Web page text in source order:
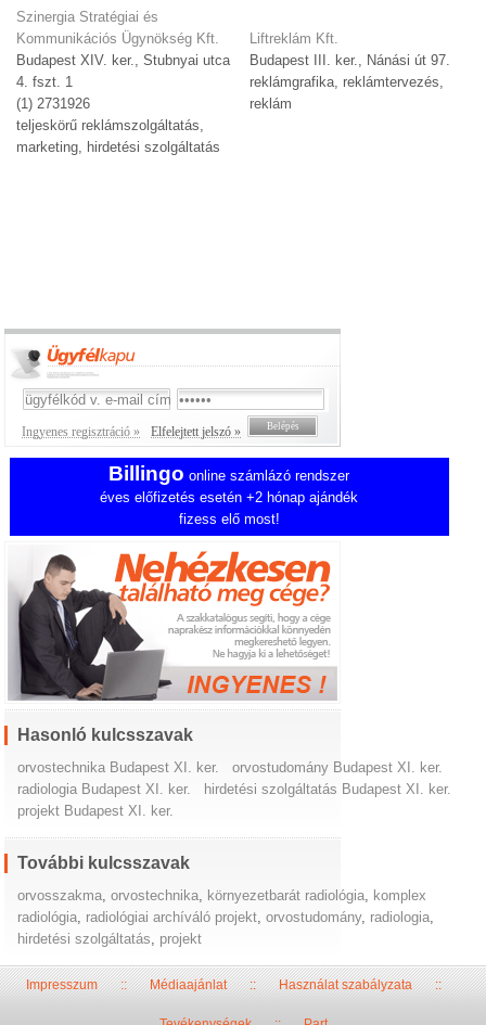
Szinergia Stratégiai és
Kommunikációs Ügynökség Kft.
Budapest XIV. ker., Stubnyai utca
4. fszt. 1
(1) 2731926
teljeskörű reklámszolgáltatás,
marketing, hirdetési szolgáltatás
Liftreklám Kft.
Budapest III. ker., Nánási út 97.
reklámgrafika, reklámtervezés,
reklám
Ingyenes regisztráció » Elfelejtett jelszó »
Billingo online számlázó rendszer
éves előfizetés esetén +2 hónap ajándék
fizess elő most!
Hasonló kulcsszavak
orvostechnika Budapest XI. ker.
orvostudomány Budapest XI. ker.
radiologia Budapest XI. ker.
hirdetési szolgáltatás Budapest XI. ker.
projekt Budapest XI. ker.
További kulcsszavak
orvosszakma ,orvostechnika környezetbarát radiológia
komplex
radiológia radiológiai archíváló projekt ,orvostudomány, radiologia
hirdetési szolgáltatás
projekt
Impresszum::Médiaajánlat::Használat szabályzata::